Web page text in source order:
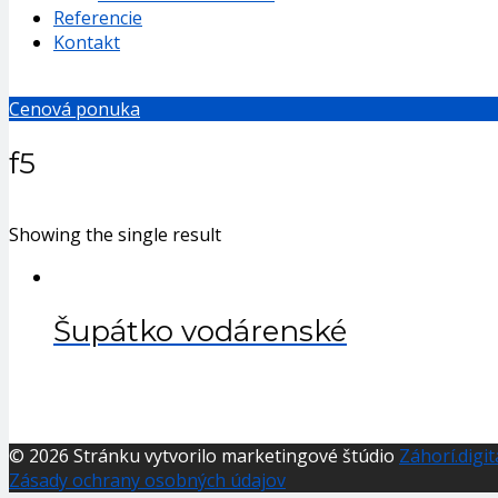
Referencie
Kontakt
Cenová ponuka
f5
Showing the single result
Šupátko vodárenské
© 2026 Stránku vytvorilo marketingové štúdio
Zásady ochrany osobných údajov